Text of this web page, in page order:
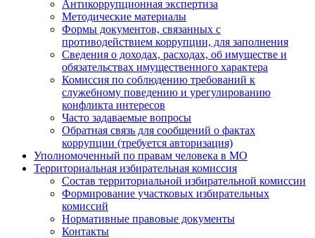
Антикоррупционная экспертиза
Методические материалы
Формы документов, связанных с
противодействием коррупции, для заполнения
Сведения о доходах, расходах, об имуществе и
обязательствах имущественного характера
Комиссия по соблюдению требований к
служебному поведению и урегулированию
конфликта интересов
Часто задаваемые вопросы
Обратная связь для сообщений о фактах
коррупции (требуется авторизация)
Уполномоченный по правам человека в МО
Территориальная избирательная комиссия
Состав территориальной избирательной комиссии
Формирование участковых избирательных
комиссий
Нормативные правовые документы
Контакты